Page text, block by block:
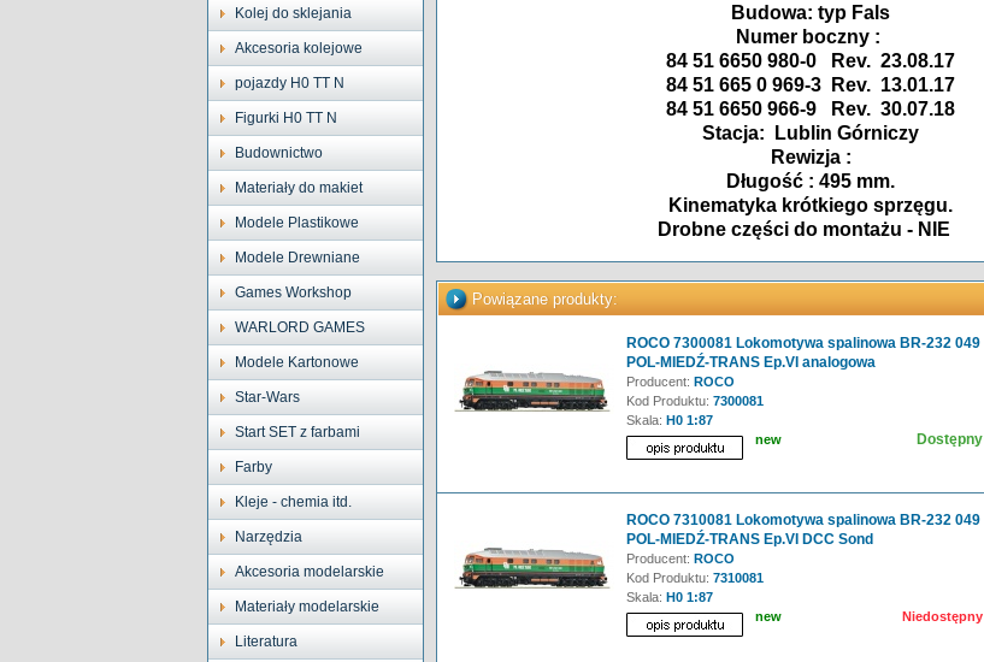
Kolej do sklejania
Akcesoria kolejowe
pojazdy H0 TT N
Figurki H0 TT N
Budownictwo
Materiały do makiet
Modele Plastikowe
Modele Drewniane
Games Workshop
WARLORD GAMES
Modele Kartonowe
Star-Wars
Start SET z farbami
Farby
Kleje - chemia itd.
Narzędzia
Akcesoria modelarskie
Materiały modelarskie
Literatura
Budowa: typ Fals
Numer boczny :
84 51 6650 980-0 Rev. 23.08.17
84 51 665 0 969-3 Rev. 13.01.17
84 51 6650 966-9 Rev. 30.07.18
Stacja: Lublin Górniczy
Rewizja :
Długość : 495 mm.
Kinematyka krótkiego sprzęgu.
Drobne części do montażu - NIE
Powiązane produkty:
ROCO 7300081 Lokomotywa spalinowa BR-232 049
POL-MIEDŹ-TRANS Ep.VI analogowa
Producent: ROCO
Kod Produktu: 7300081
Skala: H0 1:87
new
Dostępny
ROCO 7310081 Lokomotywa spalinowa BR-232 049
POL-MIEDŹ-TRANS Ep.VI DCC Sond
Producent: ROCO
Kod Produktu: 7310081
Skala: H0 1:87
new
Niedostępny